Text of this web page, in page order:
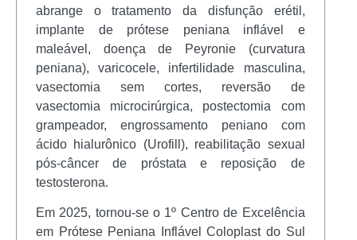
abrange o tratamento da disfunção erétil,
implante de prótese peniana inflável e
maleável, doença de Peyronie (curvatura
peniana), varicocele, infertilidade masculina,
vasectomia sem cortes, reversão de
vasectomia microcirúrgica, postectomia com
grampeador, engrossamento peniano com
ácido hialurônico (Urofill), reabilitação sexual
pós-câncer de próstata e reposição de
testosterona.
Em 2025, tornou-se o 1º Centro de Excelência
em Prótese Peniana Inflável Coloplast do Sul